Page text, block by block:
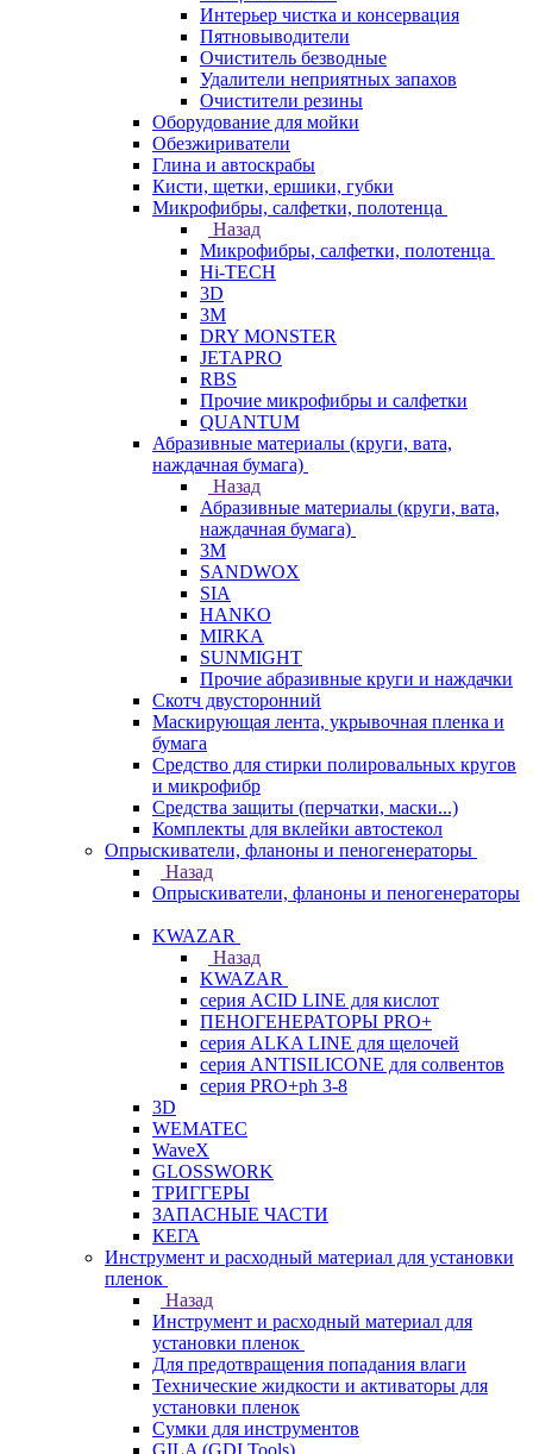
Интерьер чистка и консервация
Пятновыводители
Очиститель безводные
Удалители неприятных запахов
Очистители резины
Оборудование для мойки
Обезжириватели
Глина и автоскрабы
Кисти, щетки, ершики, губки
Микрофибры, салфетки, полотенца
Назад
Микрофибры, салфетки, полотенца
Hi-TECH
3D
3М
DRY MONSTER
JETAPRO
RBS
Прочие микрофибры и салфетки
QUANTUM
Абразивные материалы (круги, вата,
наждачная бумага)
Назад
Абразивные материалы (круги, вата,
наждачная бумага)
3М
SANDWOX
SIA
HANKO
MIRKA
SUNMIGHT
Прочие абразивные круги и наждачки
Скотч двусторонний
Маскирующая лента, укрывочная пленка и
бумага
Средство для стирки полировальных кругов
и микрофибр
Средства защиты (перчатки, маски...)
Комплекты для вклейки автостекол
Опрыскиватели, фланоны и пеногенераторы
Назад
Опрыскиватели, фланоны и пеногенераторы
KWAZAR
Назад
KWAZAR
серия ACID LINE для кислот
ПЕНОГЕНЕРАТОРЫ PRO+
серия ALKA LINE для щелочей
серия ANTISILICONE для солвентов
серия PRO+ph 3-8
3D
WEMATEC
WaveX
GLOSSWORK
ТРИГГЕРЫ
ЗАПАСНЫЕ ЧАСТИ
КЕГА
Инструмент и расходный материал для установки
пленок
Назад
Инструмент и расходный материал для
установки пленок
Для предотвращения попадания влаги
Технические жидкости и активаторы для
установки пленок
Сумки для инструментов
GILA (GDI Tools)